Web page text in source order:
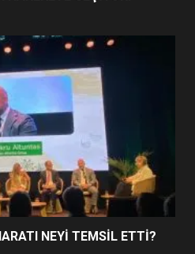
GURURU TÜRKİYE
NE BAŞARDI?
MÜZELERİNDE SÜRE
NE DEĞİŞTİ?
SATRANÇ
NEYİ TEMSİL ETTİ?